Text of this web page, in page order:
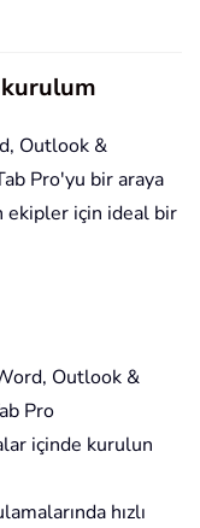
Outlook &
Pro'yu bir araya
ekipler için ideal bir
Outlook &
Pro
içinde kurulun
hızlı